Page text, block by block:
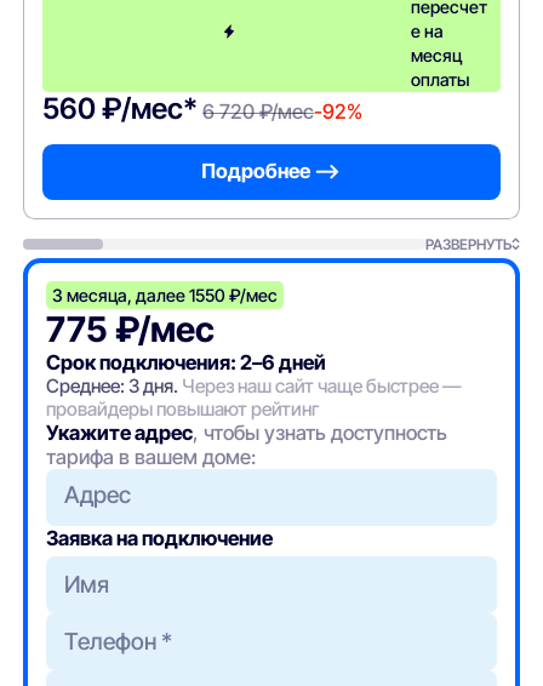
пересчет
е на
месяц
оплаты
560 ₽/мес* 6 720 ₽/мес-92%
Подробнее —>
РАЗВЕРНУТЬ
3 месяца, далее 1550 ₽/мес
775 ₽/мес
Срок подключения: 2–6 дней
Среднее: 3 дня. Через наш сайт чаще быстрее —
провайдеры повышают рейтинг
Укажите адрес, чтобы узнать доступность
тарифа в вашем доме:
Адрес
Заявка на подключение